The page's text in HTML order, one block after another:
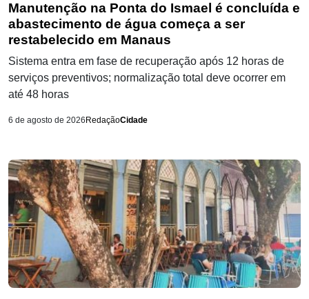
Manutenção na Ponta do Ismael é concluída e
abastecimento de água começa a ser
restabelecido em Manaus
Sistema entra em fase de recuperação após 12 horas de
serviços preventivos; normalização total deve ocorrer em
até 48 horas
6 de agosto de 2026 RedaçãoCidade